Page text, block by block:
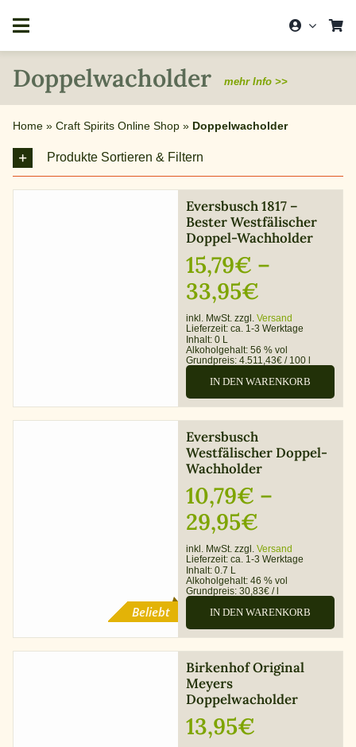
Inhalt
springen
Doppelwacholder mehr Info >>
Home» Craft Spirits Online Shop» Doppelwacholder
Produkte Sortieren & Filtern
Eversbusch 1817 –
Bester Westfälischer
Doppel-Wachholder
15,79€ –
33,95€
15,79€
bis
33,95€
inkl. MwSt. zzgl. Versand
Lieferzeit: ca. 1-3 Werktage
Inhalt: 0 L
Alkoholgehalt: 56 % vol
Grundpreis: 4.511,43€ / 100
IN DEN WARENKORB
Beliebt
Eversbusch
Westfälischer Doppel-
Wachholder
10,79€ –
29,95€
10,79€
bis
29,95€
inkl. MwSt. zzgl. Versand
Lieferzeit: ca. 1-3 Werktage
Inhalt: 0.7 L
Alkoholgehalt: 46 % vol
Grundpreis: 30,83€ /
IN DEN WARENKORB
Birkenhof Original
Meyers
Doppelwacholder
13,95€